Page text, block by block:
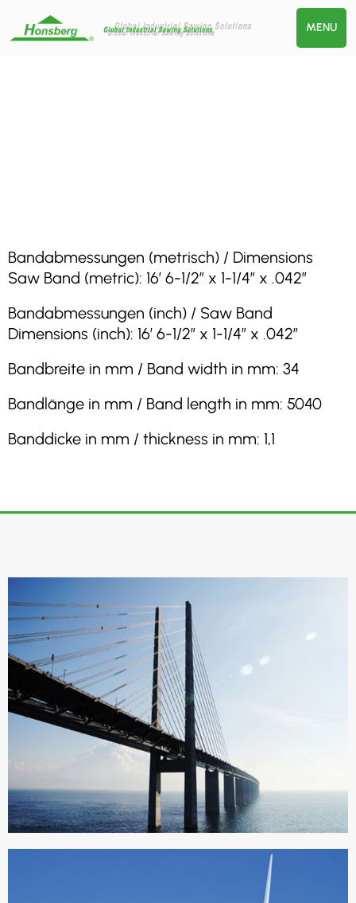
MENU
Bandabmessungen (metrisch) / Dimensions
Saw Band (metric): 16′ 6-1/2″ x 1-1/4″ x .042″
Bandabmessungen (inch) / Saw Band
Dimensions (inch): 16′ 6-1/2″ x 1-1/4″ x .042″
Bandbreite in mm / Band width in mm: 34
Bandlänge in mm / Band length in mm: 5040
Banddicke in mm / thickness in mm: 1,1